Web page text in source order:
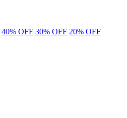
40% OFF 30% OFF 20% OFF